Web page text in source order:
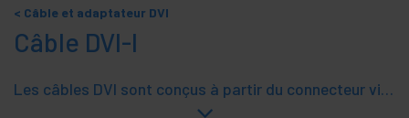
Câble et adaptateur DVI
Câble DVI-I
Les câbles DVI sont conçus à partir du connecteur vidéo micro-cross à partir d'un projecteur de la Video Electronics Standard Association (VESA). L'idée est de fournir un connecteur vidéo de qualité supérieure à la sortie VGA. Cette technologie supporte une bande passante de 2 GHz en termes de la vidéo RVB, et aux lignes d'horloge. Qualité de RFI et EMI blindé.